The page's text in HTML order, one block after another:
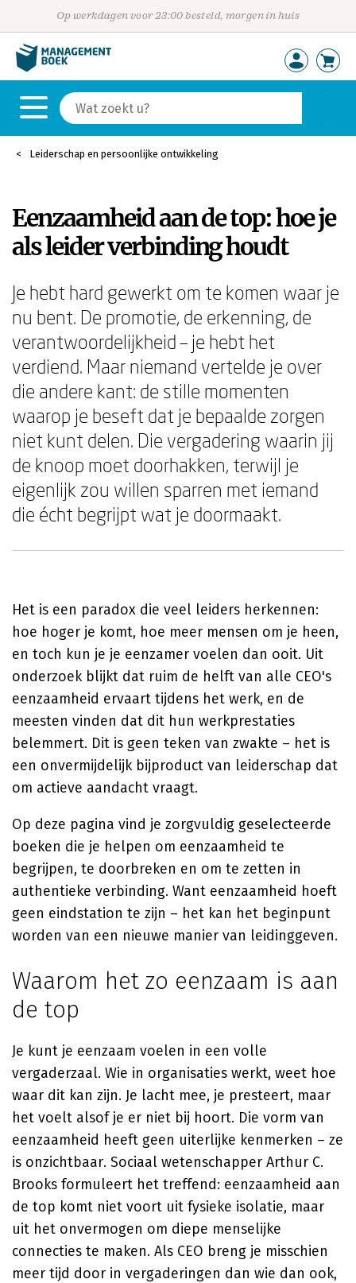
Op werkdagen voor 23:00 besteld, morgen in huis
Leiderschap en persoonlijke ontwikkeling
Eenzaamheid aan de top: hoe je
als leider verbinding houdt
Je hebt hard gewerkt om te komen waar je
nu bent. De promotie, de erkenning, de
verantwoordelijkheid – je hebt het
verdiend. Maar niemand vertelde je over
die andere kant: de stille momenten
waarop je beseft dat je bepaalde zorgen
niet kunt delen. Die vergadering waarin jij
de knoop moet doorhakken, terwijl je
eigenlijk zou willen sparren met iemand
die écht begrijpt wat je doormaakt.
Het is een paradox die veel leiders herkennen:
hoe hoger je komt, hoe meer mensen om je heen,
en toch kun je je eenzamer voelen dan ooit. Uit
onderzoek blijkt dat ruim de helft van alle CEO's
eenzaamheid ervaart tijdens het werk, en de
meesten vinden dat dit hun werkprestaties
belemmert. Dit is geen teken van zwakte – het is
een onvermijdelijk bijproduct van leiderschap dat
om actieve aandacht vraagt.
Op deze pagina vind je zorgvuldig geselecteerde
boeken die je helpen om eenzaamheid te
begrijpen, te doorbreken en om te zetten in
authentieke verbinding. Want eenzaamheid hoeft
geen eindstation te zijn – het kan het beginpunt
worden van een nieuwe manier van leidinggeven.
Waarom het zo eenzaam is aan
de top
Je kunt je eenzaam voelen in een volle
vergaderzaal. Wie in organisaties werkt, weet hoe
waar dit kan zijn. Je lacht mee, je presteert, maar
het voelt alsof je er niet bij hoort. Die vorm van
eenzaamheid heeft geen uiterlijke kenmerken – ze
is onzichtbaar. Sociaal wetenschapper Arthur C.
Brooks formuleert het treffend: eenzaamheid aan
de top komt niet voort uit fysieke isolatie, maar
uit het onvermogen om diepe menselijke
connecties te maken. Als CEO breng je misschien
meer tijd door in vergaderingen dan wie dan ook,